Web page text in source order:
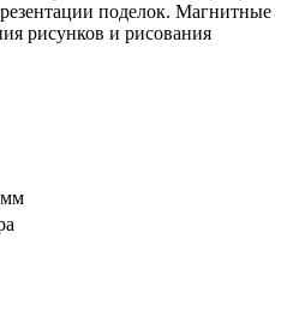
поделок. Магнитные
рисунков и рисования
мм